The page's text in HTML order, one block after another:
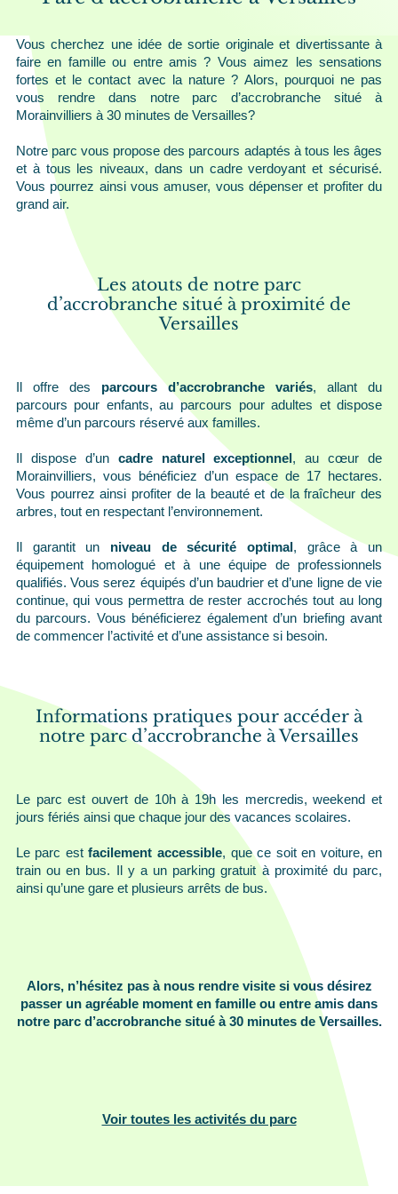
Contact
Vous cherchez une idée de sortie originale et divertissante à
faire en famille ou entre amis ? Vous aimez les sensations
fortes et le contact avec la nature ? Alors, pourquoi ne pas
vous rendre dans notre parc d’accrobranche situé à
Morainvilliers à 30 minutes de Versailles?
Notre parc vous propose des parcours adaptés à tous les âges
et à tous les niveaux, dans un cadre verdoyant et sécurisé.
Vous pourrez ainsi vous amuser, vous dépenser et profiter du
grand air.
Les atouts de notre parc
d’accrobranche situé à proximité de
Versailles
Il offre des parcours d’accrobranche variés, allant du
parcours pour enfants, au parcours pour adultes et dispose
même d’un parcours réservé aux familles.
Il dispose d’un cadre naturel exceptionnel , au cœur de
Morainvilliers, vous bénéficiez d’un espace de 17 hectares.
Vous pourrez ainsi profiter de la beauté et de la fraîcheur des
arbres, tout en respectant l’environnement.
Il garantit un niveau de sécurité optimal , grâce à un
équipement homologué et à une équipe de professionnels
qualifiés. Vous serez équipés d’un baudrier et d’une ligne de vie
continue, qui vous permettra de rester accrochés tout au long
du parcours. Vous bénéficierez également d’un briefing avant
de commencer l’activité et d’une assistance si besoin.
Informations pratiques pour accéder à
notre parc d’accrobranche à Versailles
Le parc est ouvert de 10h à 19h les mercredis, weekend et
jours fériés ainsi que chaque jour des vacances scolaires.
Le parc estfacilement accessible, que ce soit en voiture, en
train ou en bus. Il y a un parking gratuit à proximité du parc,
ainsi qu’une gare et plusieurs arrêts de bus.
Alors, n’hésitez pas à nous rendre visite si vous désirez
passer un agréable moment en famille ou entre amis dans
notre parc d’accrobranche situé à 30 minutes de Versailles.
Voir toutes les activités du parc